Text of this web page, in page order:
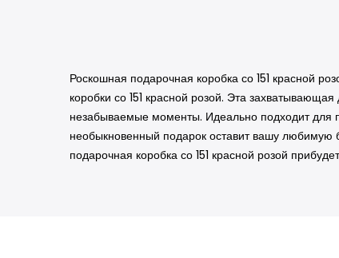
Роскошная подарочная коробка со 151 красной
коробки со 151 красной розой. Эта
незабываемые моменты. Идеально подходит для
необыкновенный подарок оставит вашу любимую
подарочная коробка со 151 красной розой